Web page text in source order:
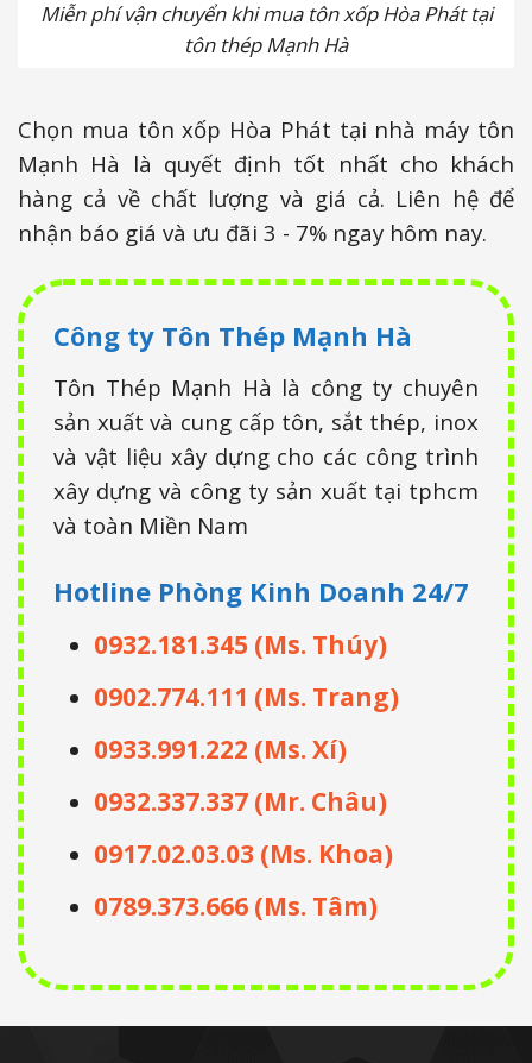
Miễn phí vận chuyển khi mua tôn xốp Hòa Phát tại
tôn thép Mạnh Hà
Chọn mua tôn xốp Hòa Phát tại nhà máy tôn
Mạnh Hà là quyết định tốt nhất cho khách
hàng cả về chất lượng và giá cả. Liên hệ để
nhận báo giá và ưu đãi 3 - 7% ngay hôm nay.
Công ty Tôn Thép Mạnh Hà
Tôn Thép Mạnh Hà là công ty chuyên
sản xuất và cung cấp tôn, sắt thép, inox
và vật liệu xây dựng cho các công trình
xây dựng và công ty sản xuất tại tphcm
và toàn Miền Nam
Hotline Phòng Kinh Doanh 24/7
0932.181.345 (Ms. Thúy)
0902.774.111 (Ms. Trang)
0933.991.222 (Ms. Xí)
0932.337.337 (Mr. Châu)
0917.02.03.03 (Ms. Khoa)
0789.373.666 (Ms. Tâm)